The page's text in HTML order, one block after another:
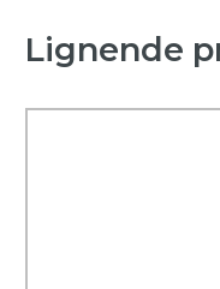
Lignende